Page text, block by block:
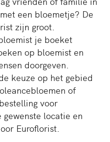
een bloemetje? De
zijn groot.
je boeket
op bloemist en
doorgeven.
keuze op het gebied
of
voor
locatie en
Euroflorist.